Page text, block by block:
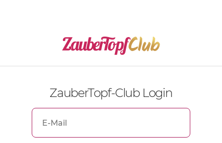
ZauberTopf-Club Login